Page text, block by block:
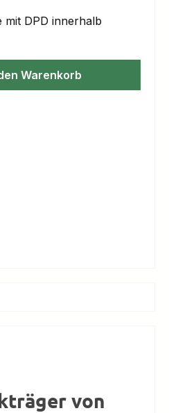
mit DPD innerhalb
oder benutze die Schaltflächen
Warenkorb
von